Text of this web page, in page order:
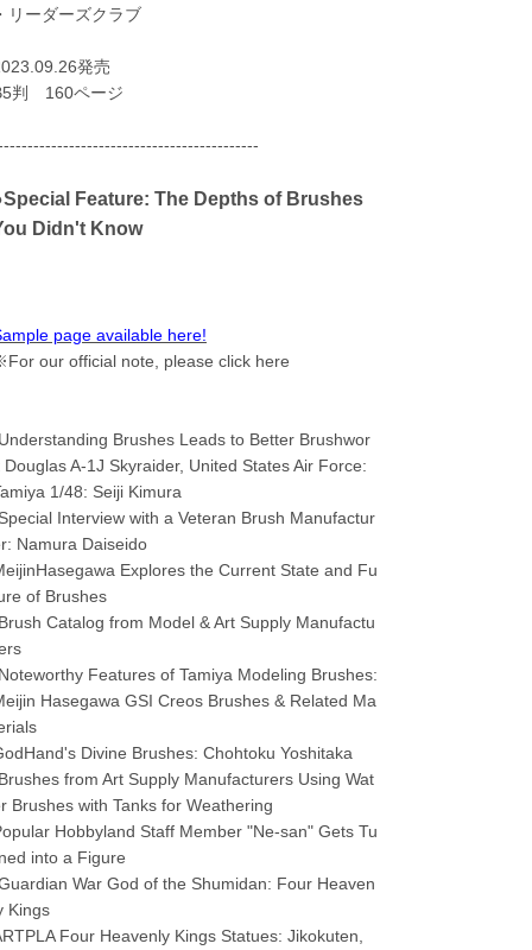
・リーダーズクラブ
発売
判 160ページ
Feature: The Depths of Brushes
Didn't Know
page available here!
our official note, please click here
Brushes Leads to Better Brushwor
Douglas A-1J Skyraider, United States Air Force:
1/48: Seiji Kimura
Interview with a Veteran Brush Manufactur
Namura Daiseido
Explores the Current State and Fu
of Brushes
Catalog from Model & Art Supply Manufactu
Features of Tamiya Modeling Brushes:
Hasegawa GSI Creos Brushes & Related Ma
Divine Brushes: Chohtoku Yoshitaka
from Art Supply Manufacturers Using Wat
Brushes with Tanks for Weathering
Hobbyland Staff Member "Ne-san" Gets Tu
into a Figure
War God of the Shumidan: Four Heaven
Kings
Four Heavenly Kings Statues: Jikokuten,